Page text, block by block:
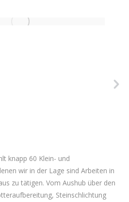
knapp 60 Klein- und
wir in der Lage sind Arbeiten in
zu tätigen. Vom Aushub über den
Steinschlichtung